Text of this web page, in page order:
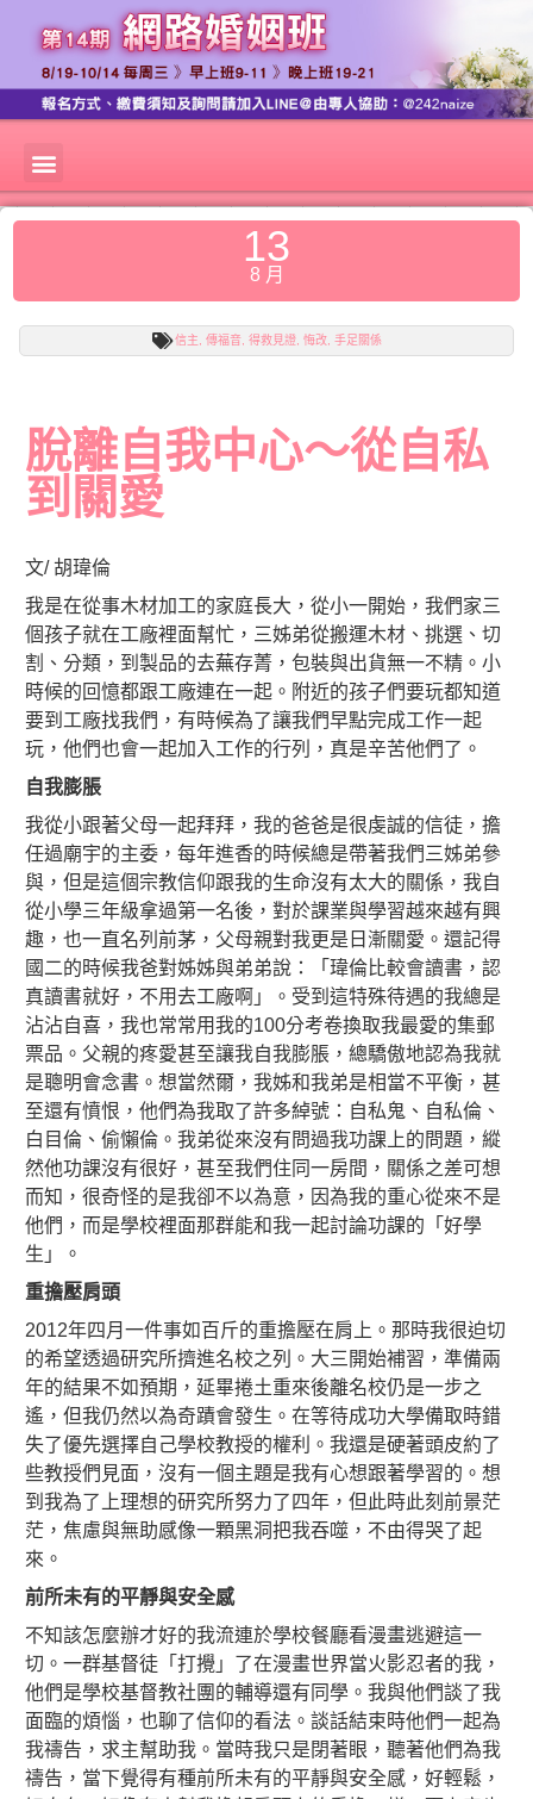
13
8 月
信主 傳福音, 得救見證, 悔改, 手足關係
脫離自我中心～從自私
到關愛
文/ 胡瑋倫
我是在從事木材加工的家庭長大，從小一開始，我們家三
個孩子就在工廠裡面幫忙，三姊弟從搬運木材、挑選、切
割、分類，到製品的去蕪存菁，包裝與出貨無一不精。小
時候的回憶都跟工廠連在一起。附近的孩子們要玩都知道
要到工廠找我們，有時候為了讓我們早點完成工作一起
玩，他們也會一起加入工作的行列，真是辛苦他們了。
自我膨脹
我從小跟著父母一起拜拜，我的爸爸是很虔誠的信徒，擔
任過廟宇的主委，每年進香的時候總是帶著我們三姊弟參
與，但是這個宗教信仰跟我的生命沒有太大的關係，我自
從小學三年級拿過第一名後，對於課業與學習越來越有興
趣，也一直名列前茅，父母親對我更是日漸關愛。還記得
國二的時候我爸對姊姊與弟弟說：「瑋倫比較會讀書，認
真讀書就好，不用去工廠啊」。受到這特殊待遇的我總是
沾沾自喜，我也常常用我的100分考卷換取我最愛的集郵
票品。父親的疼愛甚至讓我自我膨脹，總驕傲地認為我就
是聰明會念書。想當然爾，我姊和我弟是相當不平衡，甚
至還有憤恨，他們為我取了許多綽號：自私鬼、自私倫、
白目倫、偷懶倫。我弟從來沒有問過我功課上的問題，縱
然他功課沒有很好，甚至我們住同一房間，關係之差可想
而知，很奇怪的是我卻不以為意，因為我的重心從來不是
他們，而是學校裡面那群能和我一起討論功課的「好學
生」。
重擔壓肩頭
2012年四月一件事如百斤的重擔壓在肩上。那時我很迫切
的希望透過研究所擠進名校之列。大三開始補習，準備兩
年的結果不如預期，延畢捲土重來後離名校仍是一步之
遙，但我仍然以為奇蹟會發生。在等待成功大學備取時錯
失了優先選擇自己學校教授的權利。我還是硬著頭皮約了
些教授們見面，沒有一個主題是我有心想跟著學習的。想
到我為了上理想的研究所努力了四年，但此時此刻前景茫
茫，焦慮與無助感像一顆黑洞把我吞噬，不由得哭了起
來。
前所未有的平靜與安全感
不知該怎麼辦才好的我流連於學校餐廳看漫畫逃避這一
切。一群基督徒「打攪」了在漫畫世界當火影忍者的我，
他們是學校基督教社團的輔導還有同學。我與他們談了我
面臨的煩惱，也聊了信仰的看法。談話結束時他們一起為
我禱告，求主幫助我。當時我只是閉著眼，聽著他們為我
禱告，當下覺得有種前所未有的平靜與安全感，好輕鬆，